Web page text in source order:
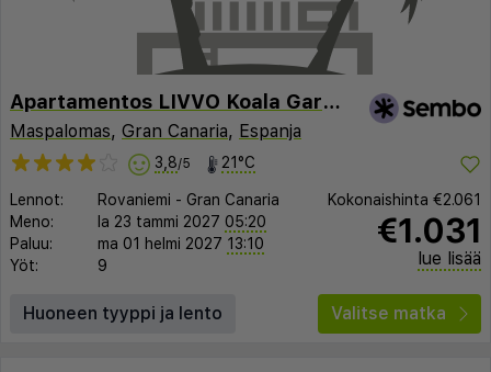
Apartamentos LIVVO Koala Garden
Maspalomas, Gran Canaria, Espanja
3,8/5 21°C
Lennot: Rovaniemi - Gran Canaria
Meno:
la 23 tammi 2027 05:20
Paluu:
ma 01 helmi 2027 13:10
Yöt:
9
Kokonaishinta €2.061
€1.031
lue lisää
Huoneen tyyppi ja lento Valitse matka